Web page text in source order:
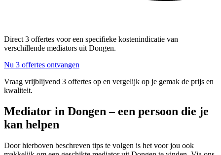
Direct 3 offertes voor een specifieke kostenindicatie van
verschillende mediators uit Dongen.
Nu 3 offertes ontvangen
Vraag vrijblijvend 3 offertes op en vergelijk op je gemak de prijs en
kwaliteit.
Mediator in Dongen – een persoon die je
kan helpen
Door hierboven beschreven tips te volgen is het voor jou ook